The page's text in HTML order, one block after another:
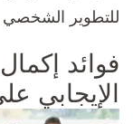
للتطوير الشخصي
فوائد
الإيجابي